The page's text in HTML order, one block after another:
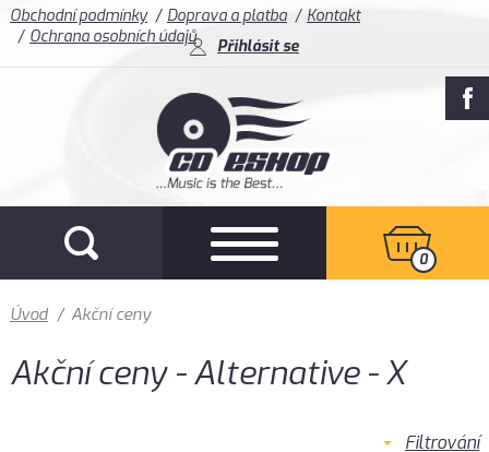
Obchodní podmínky Doprava a platba
Kontakt
Ochrana osobních údajů
Přihlásit se
0
Úvod / Akční ceny
Akční ceny - Alternative - X
Filtrování